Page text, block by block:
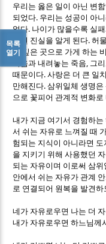
우리는 옳은 일이 아닌 변
되었다. 우리는 성공이 아
었다. 나이가 많을수록 실
험된 진실을 알게 된다.허
더 깊은 곳으로 가게 하는
죽음과 내려놓는 죽음, 그
때문이다.사랑은 더 큰 일
만해진다.삼위일체 생명
으로 꽃피어 관계적 변화
내가 지금 여기서 경험하
서 쉬는 자유로 느껴질 때
험되는 지식이 아니라면
을 지키기 위해 사용했던
되는 자유이며 이로써 삼
안에서 쉬는 자유가 관계
로 연결되어 원복을 발견
네가 자유로우면 나는 더
내가 자유로우면 하느님께
목록
열기